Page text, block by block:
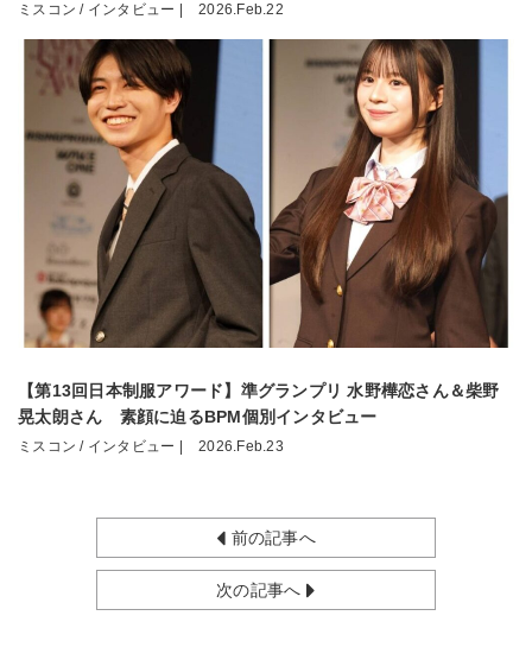
ミスコン / インタビュー | 2026.Feb.22
【第13回日本制服アワード】準グランプリ 水野樺恋さん＆柴野
晃太朗さん 素顔に迫るBPM個別インタビュー
ミスコン / インタビュー | 2026.Feb.23
前の記事へ
次の記事へ